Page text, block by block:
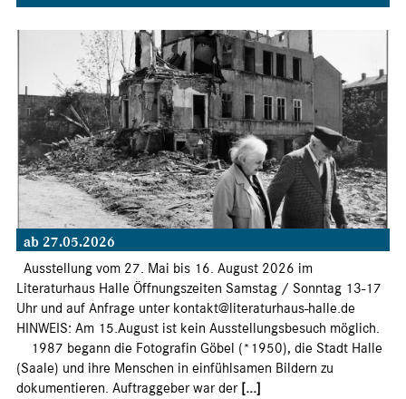
ab 27.05.2026
Ausstellung vom 27. Mai bis 16. August 2026 im
Literaturhaus Halle Öffnungszeiten Samstag / Sonntag 13-17
Uhr und auf Anfrage unter kontakt@literaturhaus-halle.de
HINWEIS: Am 15.August ist kein Ausstellungsbesuch möglich.
1987 begann die Fotografin Göbel (*1950), die Stadt Halle
(Saale) und ihre Menschen in einfühlsamen Bildern zu
dokumentieren. Auftraggeber war der [...]